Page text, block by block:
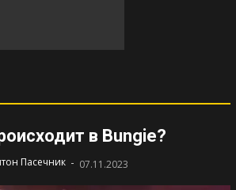
в Bungie?
Пасечник - 07.11.2023